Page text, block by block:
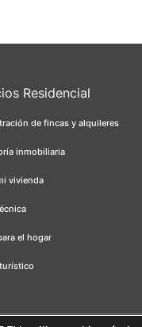
Residencial
de fincas y alquileres
inmobiliaria
vivienda
el hogar